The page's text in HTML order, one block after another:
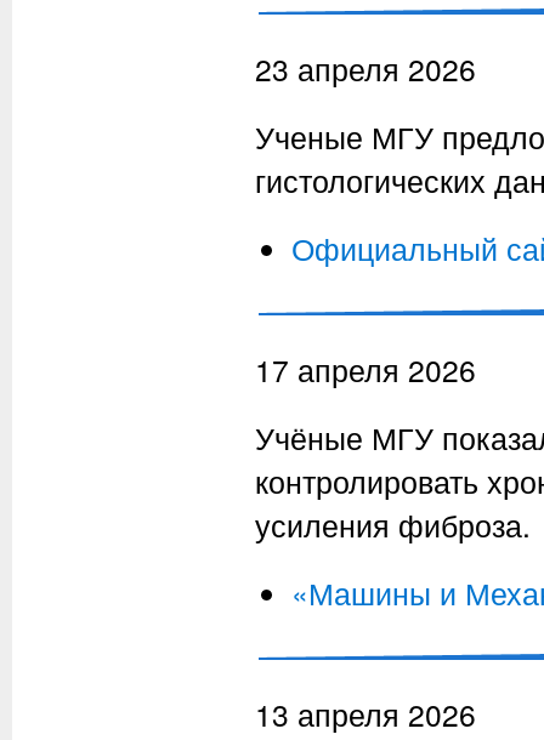
23 апреля 2026
Ученые МГУ
гистологических
Официальный
17 апреля 2026
Учёные МГУ
контролировать
усиления фиброза.
«Машины и
13 апреля 2026